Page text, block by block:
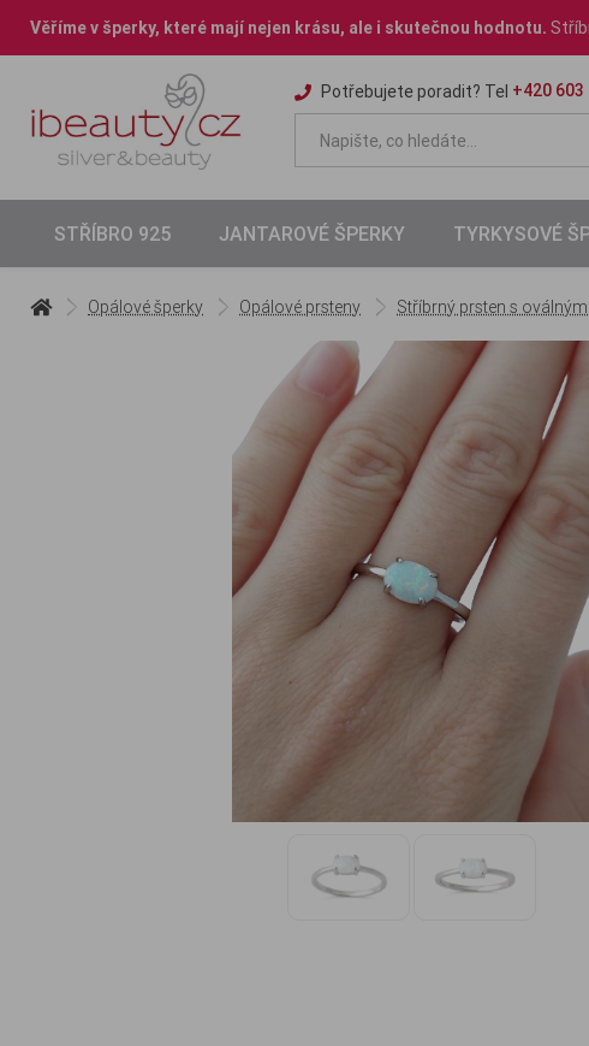
Věříme v šperky, které mají nejen krásu, ale i skutečnou hodnotu.
Potřebujete poradit? Tel +420 603
STŘÍBRO 925 JANTAROVÉ ŠPERKY TYRKYSOVÉ
Opálové šperky Opálové prsteny Stříbrný prsten s